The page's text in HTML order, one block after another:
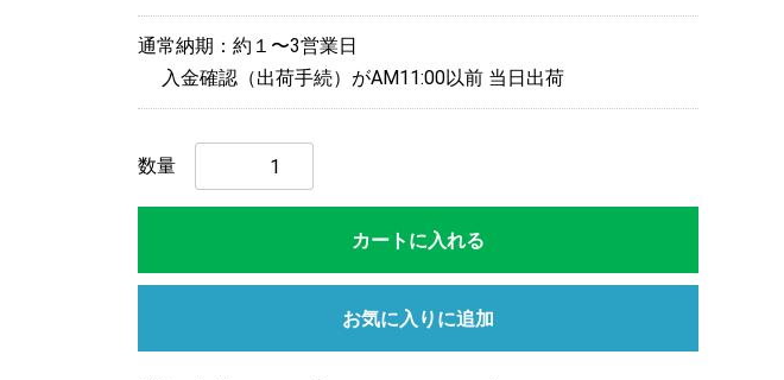
通常納期：約１〜3営業日
入金確認（出荷手続）がAM11:00以前 当日出荷
数量
カートに入れる
お気に入りに追加